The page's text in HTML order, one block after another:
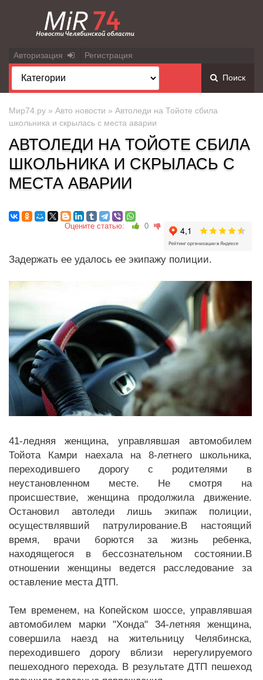
Авторизация Регистрация
Поиск
Мир74.ру » Авто новости » Автоледи на Тойоте сбила
школьника и скрылась с места аварии
АВТОЛЕДИ НА ТОЙОТЕ СБИЛА
ШКОЛЬНИКА И СКРЫЛАСЬ С
МЕСТА АВАРИИ
Оцените статью: 0
Задержать ее удалось ее экипажу полиции.
41-ледняя женщина, управлявшая автомобилем
Тойота Камри наехала на 8-летнего школьника,
переходившего дорогу с родителями в
неустановленном месте. Не смотря на
происшествие, женщина продолжила движение.
Остановил автоледи лишь экипаж полиции,
осуществлявший патрулирование.В настоящий
время, врачи борются за жизнь ребенка,
находящегося в бессознательном состоянии.В
отношении женщины ведется расследование за
оставление места ДТП.
Тем временем, на Копейском шоссе, управлявшая
автомобилем марки "Хонда" 34-летняя женщина,
совершила наезд на жительницу Челябинска,
переходившего дорогу вблизи нерегулируемого
пешеходного перехода. В результате ДТП пешеход